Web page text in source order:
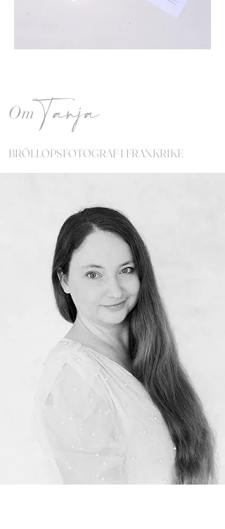
Om Tanja
BRÖLLOPSFOTOGRAF I FRANKRIKE